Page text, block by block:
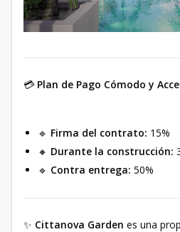
💳 Plan de Pago Cómodo y
🔹 Firma del contrato: 15%
🔸 Durante la construcción:
🔹 Contra entrega: 50%
✨ Cittanova Garden es una